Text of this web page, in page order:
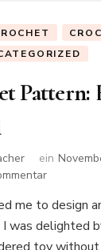
Pattern:
ein
zu
Crochet
Pattern:
Elephant
me to design
I was delighted